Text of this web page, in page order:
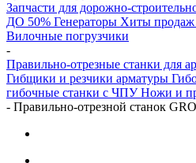
Запчасти для дорожно-
ДО 50% Генераторы Хиты продаж
Вилочные погрузчики
-
Правильно-отрезные станки для
Гибщики и резчики арматуры
гибочные станки с ЧПУНожи и
- Правильно-отрезной станок